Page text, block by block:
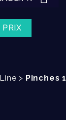
> Pinches 1